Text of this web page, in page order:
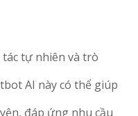
tự nhiên và trò
AI này có thể giúp
đáp ứng nhu cầu